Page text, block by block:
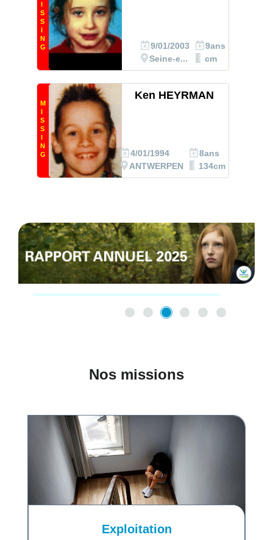
I
S
S
I
N
G
9/01/2003
Seine-e...
9ans
cm
M
I
S
S
I
N
G
Ken HEYRMAN
4/01/1994
ANTWERPEN
8ans
134cm
Nos missions
Exploitation